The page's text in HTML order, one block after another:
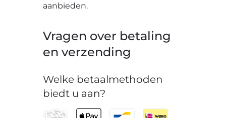
aanbieden.
Vragen over betaling
en verzending
Welke betaalmethoden
biedt u aan?